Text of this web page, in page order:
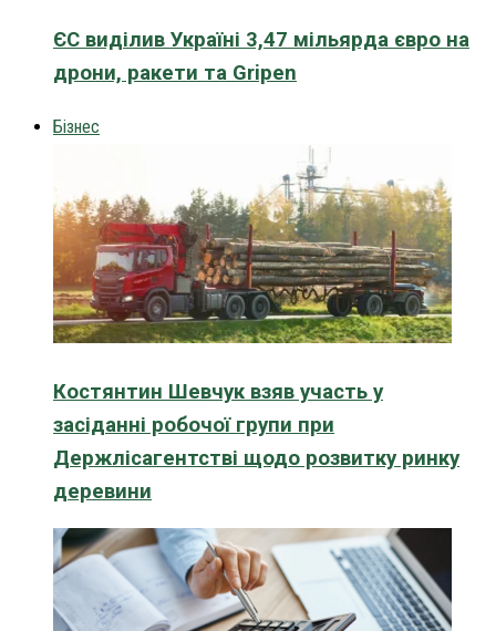
ЄС виділив Україні 3,47 мільярда євро на
дрони, ракети та Gripen
Бізнес
Костянтин Шевчук взяв участь у
засіданні робочої групи при
Держлісагентстві щодо розвитку ринку
деревини